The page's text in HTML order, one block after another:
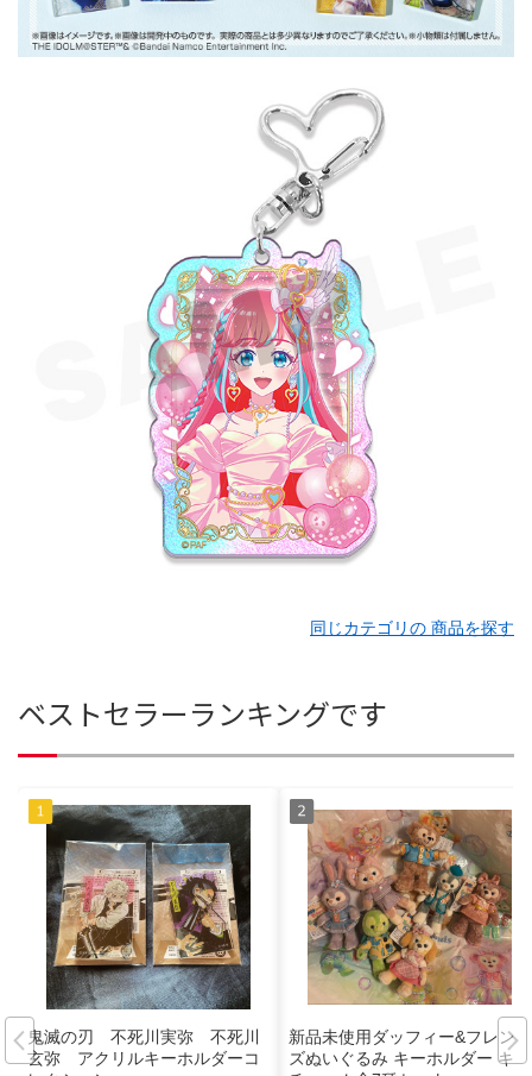
同じカテゴリの 商品を探す
ベストセラーランキングです
鬼滅の刃 不死川実弥 不死川
玄弥 アクリルキーホルダーコ
新品未使用ダッフィー&フレン
ズぬいぐるみ キーホルダー キー